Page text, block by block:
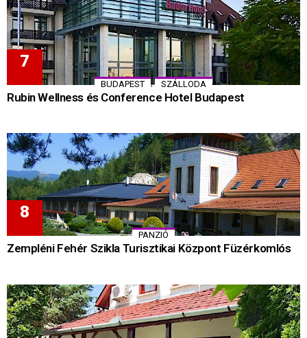
BUDAPEST , SZÁLLODA
Rubin Wellness és Conference Hotel Budapest
PANZIÓ
Zempléni Fehér Szikla Turisztikai Központ Füzérkomlós